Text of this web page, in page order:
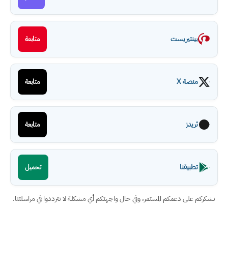
بينتيريست متابعة
منصة X متابعة
ثريدز متابعة
تطبيقنا تحميل
نشكركم على دعمكم المستمر، وفي حال واجهتكم أي مشكلة لا تترددوا في مراسلتنا.